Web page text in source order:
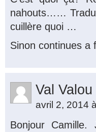
nahouts……
cuillère quoi …
Sinon continues a
Val Valou
avril 2, 2014
Bonjour